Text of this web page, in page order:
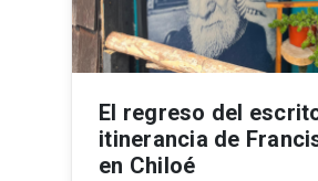
El regreso del
itinerancia de
en Chiloé